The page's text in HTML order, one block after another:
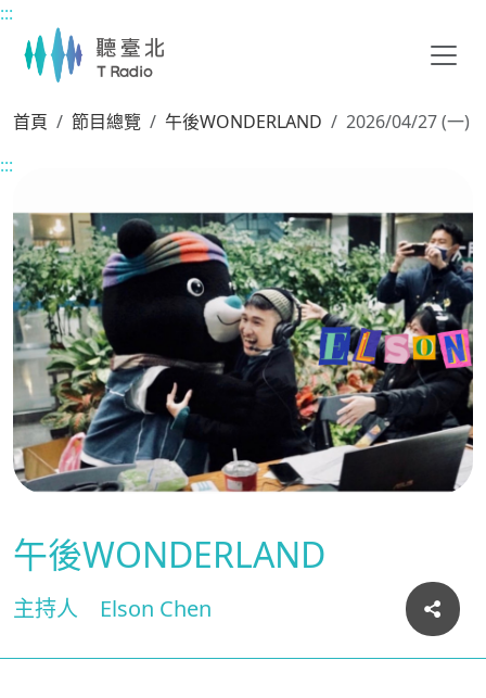
主要內容區塊
:::
首頁 節目總覽 午後WONDERLAND
2026/04/27 (一)
:::
午後WONDERLAND
主持人 Elson Chen